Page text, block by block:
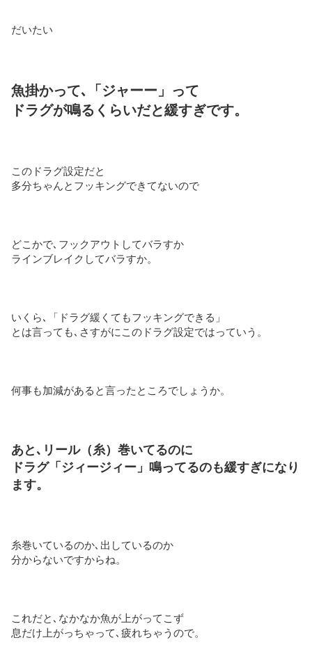
だいたい
魚掛かって､「ジャーー」って
ドラグが鳴るくらいだと緩すぎです。
このドラグ設定だと
多分ちゃんとフッキングできてないので
どこかで､フックアウトしてバラすか
ラインブレイクしてバラすか。
いくら､「ドラグ緩くてもフッキングできる」
とは言っても､さすがにこのドラグ設定ではっていう。
何事も加減があると言ったところでしょうか。
あと､リール（糸）巻いてるのに
ドラグ「ジィージィー」鳴ってるのも緩すぎになり
ます。
糸巻いているのか､出しているのか
分からないですからね。
これだと､なかなか魚が上がってこず
息だけ上がっちゃって､疲れちゃうので。